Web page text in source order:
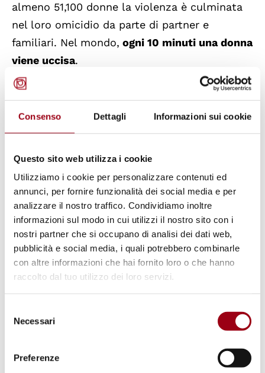
Consenso Dettagli Informazioni sui cookie
Questo sito web utilizza i cookie
Utilizziamo i cookie per personalizzare contenuti ed
annunci, per fornire funzionalità dei social media e per
analizzare il nostro traffico. Condividiamo inoltre
informazioni sul modo in cui utilizzi il nostro sito con i
nostri partner che si occupano di analisi dei dati web,
pubblicità e social media, i quali potrebbero combinarle
con altre informazioni che hai fornito loro o che hanno
raccolto dal tuo utilizzo dei loro servizi.
delNecessari
Preferenze
almeno 51,100 donne la violenza è culminata
nel loro omicidio da parte di partner e
familiari. Nel mondo, ogni 10 minuti una donna
viene uccisa.
Ogni 10 minuti una donna viene uccisa.
#NoExcuse. UNiTE to End Violence against
Ogni anno, in corrispondenza alla giornata del
25 Novembre, viene lanciata la campagna
internazionale i16 giorni di attivismo contro
la violenza di genereche prosegue fino al 10
dicembre (
Giornata mondiale dei diritti
umani).